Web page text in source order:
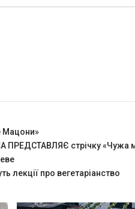
Мацони»
стрічку «Чужа
лекції про вегетаріанство